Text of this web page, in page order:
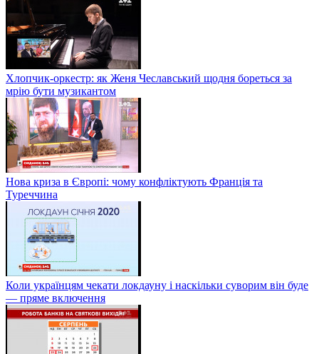
Хлопчик-оркестр: як Женя Чеславський щодня бореться за
мрію бути музикантом
Нова криза в Європі: чому конфліктують Франція та
Туреччина
Коли українцям чекати локдауну і наскільки суворим він буде
— пряме включення